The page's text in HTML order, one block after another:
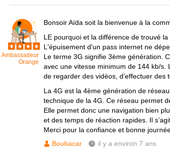
Ambassadeur
Orange
Bonsoir Aïda soit la bienvenue à la
LE pourquoi et la différence de trouvé la
L'épuisement d'un pass internet ne
Le terme 3G signifie 3ème génération.
avec une vitesse minimum de 144 kb/s.
de regarder des vidéos, d’effectuer des
La 4G est la 4ème génération de
technique de la 4G. Ce réseau permet
Elle permet donc une navigation bien
et des temps de réaction rapides. Il
Merci pour la confiance et bonne journée
Boubacar
il y a environ 7 ans